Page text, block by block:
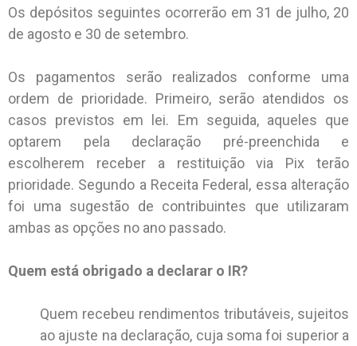
Os depósitos seguintes ocorrerão em 31 de julho, 20
de agosto e 30 de setembro.
Os pagamentos serão realizados conforme uma
ordem de prioridade. Primeiro, serão atendidos os
casos previstos em lei. Em seguida, aqueles que
optarem pela declaração pré-preenchida e
escolherem receber a restituição via Pix terão
prioridade. Segundo a Receita Federal, essa alteração
foi uma sugestão de contribuintes que utilizaram
ambas as opções no ano passado.
Quem está obrigado a declarar o IR?
Quem recebeu rendimentos tributáveis, sujeitos
ao ajuste na declaração, cuja soma foi superior a